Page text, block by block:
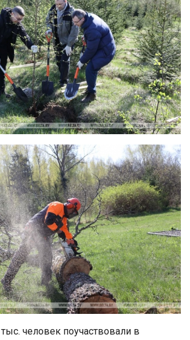
человек поучаствовали в